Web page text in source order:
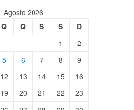
Agosto 2026
Q Q S S
D
1
2
5 6 7 8
9
12 13 14 15
16
19 20 21 22
23